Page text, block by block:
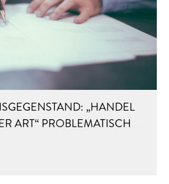
„HANDEL
ART“ PROBLEMATISCH